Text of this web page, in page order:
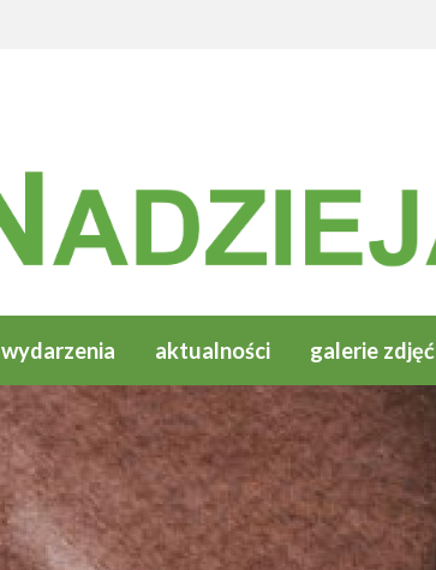
wydarzenia aktualności galerie zdjęć